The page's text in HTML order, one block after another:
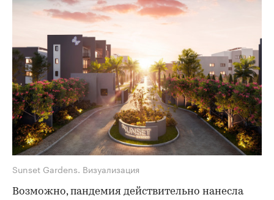
Sunset Gardens. Визуализация
Возможно, пандемия действительно нанесла